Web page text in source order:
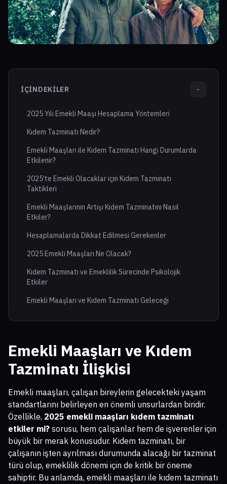
İÇINDEKILER -
2025 Yılı Emekli Maaşı Hesaplama Yöntemleri
Kıdem Tazminatı Nedir?
Emekli Maaşları ile Kıdem Tazminatı Hangi Durumlarda
Etkilenir?
2025'te Emekli Olacaklar için Kıdem Tazminatı
Taktikleri
Emekli Maaşlarının Artışı Kıdem Tazminatını Nasıl
Etkiler?
Hesaplamalarda Dikkat Edilmesi Gerekenler
2025 Emekli Maaşları Ne Olacak?
Kıdem Tazminatı ve Emeklilik Sürecinde Psikolojik
Etkiler
Emekli Maaşları ve Kıdem Tazminatı Geleceği
Emekli Maaşları ve Kıdem
Tazminatı İlişkisi
Emekli maaşları, çalışan bireylerin gelecekteki yaşam
standartlarını belirleyen en önemli unsurlardan biridir.
Özellikle, 2025 emekli maaşları kıdem tazminatı
etkiler mi? sorusu, hem çalışanlar hem de işverenler için
büyük bir merak konusudur. Kıdem tazminatı, bir
çalışanın işten ayrılması durumunda alacağı bir tazminat
türü olup, emeklilik dönemi için de kritik bir öneme
sahiptir. Bu anlamda, emekli maaşları ile kıdem tazminatı